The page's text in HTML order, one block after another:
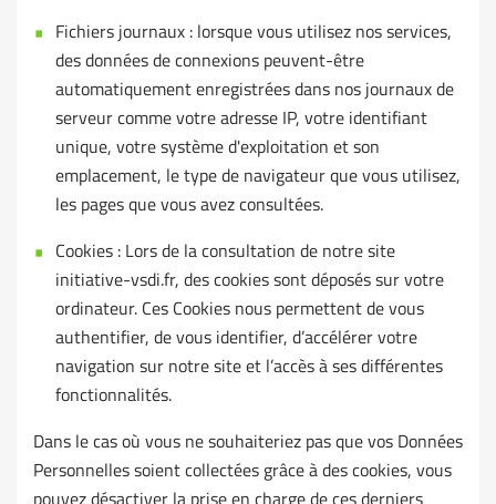
Fichiers journaux : lorsque vous utilisez nos services,
des données de connexions peuvent-être
automatiquement enregistrées dans nos journaux de
serveur comme votre adresse IP, votre identifiant
unique, votre système d'exploitation et son
emplacement, le type de navigateur que vous utilisez,
les pages que vous avez consultées.
Cookies : Lors de la consultation de notre site
initiative-vsdi.fr, des cookies sont déposés sur votre
ordinateur. Ces Cookies nous permettent de vous
authentifier, de vous identifier, d’accélérer votre
navigation sur notre site et l’accès à ses différentes
fonctionnalités.
Dans le cas où vous ne souhaiteriez pas que vos Données
Personnelles soient collectées grâce à des cookies, vous